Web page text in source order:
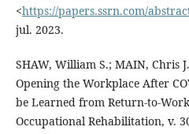
<https://papers.ssrn.com/
jul. 2023.
SHAW, William S.; MAIN, Chris
Opening the Workplace After
be Learned from Return-to-
Occupational Rehabilitation, v.